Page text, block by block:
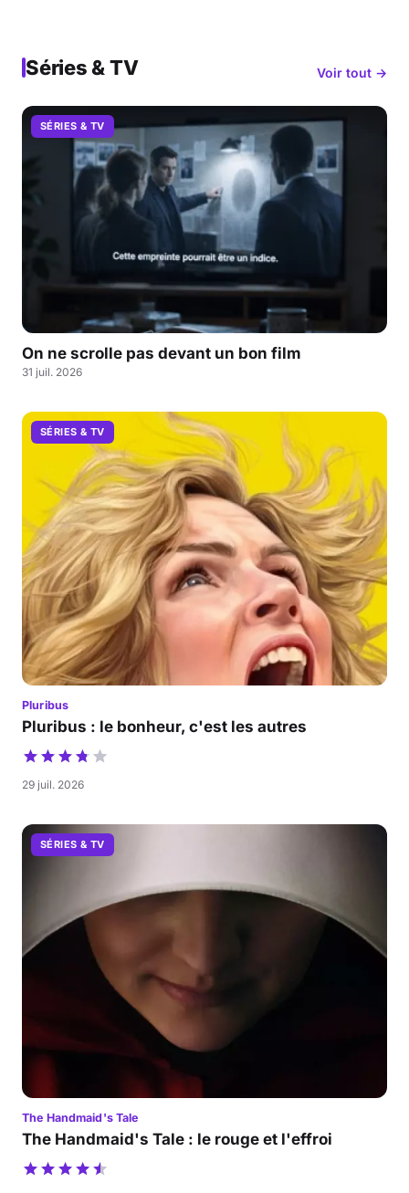
Séries & TV Voir tout →
SÉRIES & TV
On ne scrolle pas devant un bon film
31 juil. 2026
SÉRIES & TV
Pluribus
Pluribus : le bonheur, c'est les autres
29 juil. 2026
SÉRIES & TV
The Handmaid's Tale
The Handmaid's Tale : le rouge et l'effroi